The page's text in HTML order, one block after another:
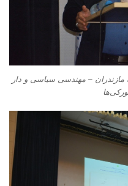
– مهندسی سیاسی و دار